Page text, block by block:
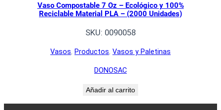
Vaso Compostable 7 Oz – Ecológico y 100%
Reciclable Material PLA – (2000 Unidades)
SKU: 0090058
Vasos, Productos, Vasos y Paletinas
DONOSAC
Añadir al carrito